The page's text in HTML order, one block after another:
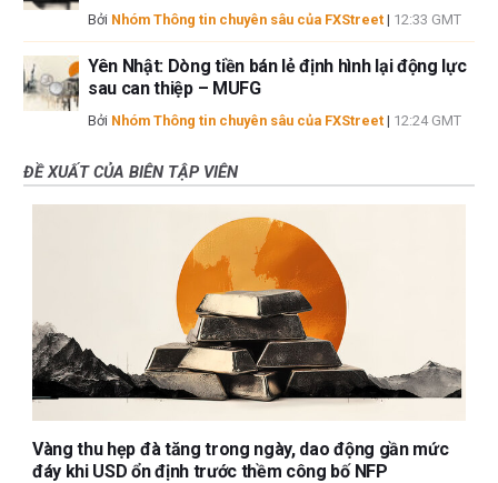
Bởi Nhóm Thông tin chuyên sâu của FXStreet | 12:33 GMT
Yên Nhật: Dòng tiền bán lẻ định hình lại động lực
sau can thiệp – MUFG
Bởi Nhóm Thông tin chuyên sâu của FXStreet | 12:24 GMT
ĐỀ XUẤT CỦA BIÊN TẬP VIÊN
Vàng thu hẹp đà tăng trong ngày, dao động gần mức
đáy khi USD ổn định trước thềm công bố NFP